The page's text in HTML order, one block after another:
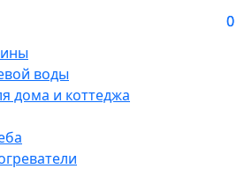
0
0
воды
дома и коттеджа